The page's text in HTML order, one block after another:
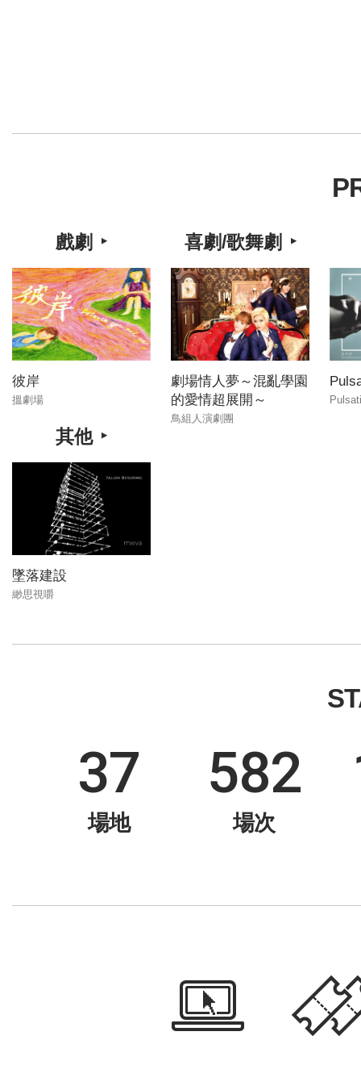
戲劇
彼岸
搵劇場
喜劇/歌舞劇
劇場情人夢～混亂學園
的愛情超展開～
鳥組人演劇團
其他
墜落建設
緲思視嚼
37
場地
582
場次